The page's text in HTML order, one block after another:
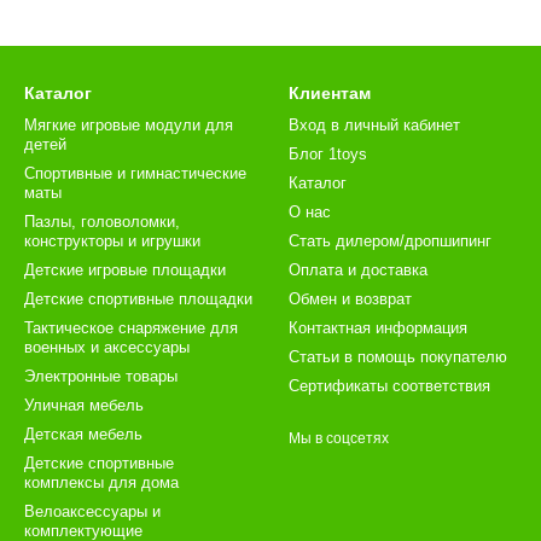
(VRX) обеспечивают получение сигнала от
видеопередатчиков и приемников для FPV и
обычно работают на частотах 5.8 ГГц, которые
учитывать, что 5.8 ГГц имеет меньшую дальность, чем 2.4 ГГц,
. Мощность сигнала определяет дальность передачи. Для FPV-
600 мВт, что позволит покрыть большие расстояния, особенно
выбирать системы, которые поддерживают HD-формат видео
видеопередатчики предлагают цифровую передачу
модели оснащены дополнительными функциями, такими как
и приемник для FPV и квадрокоптеров
Каталог
Мягкие игровые модули для
детей
Спортивные и гимнастические
маты
Пазлы, головоломки,
конструкторы и игрушки
Детские игровые площадки
Детские спортивные площадки
Тактическое снаряжение для
военных и аксессуары
Электронные товары
Уличная мебель
Детская мебель
Детские спортивные
комплексы для дома
Велоаксессуары и
комплектующие
Клиентам
Вход в личный кабинет
Блог 1toys
Каталог
О нас
Стать дилером/дропшипинг
Оплата и доставка
Обмен и возврат
Контактная информация
Статьи в помощь покупателю
Сертификаты соответствия
Мы в соцсетях